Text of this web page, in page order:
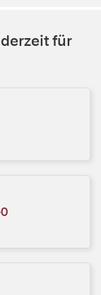
für